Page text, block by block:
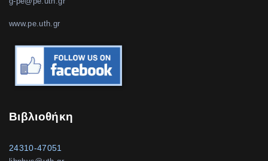
www.pe.uth.gr
Βιβλιοθήκη
24310-47051